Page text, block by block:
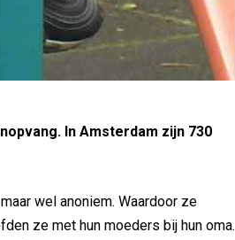
In Amsterdam zijn 730
wel anoniem. Waardoor ze
ze met hun moeders bij hun oma.